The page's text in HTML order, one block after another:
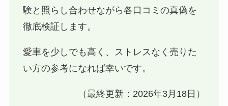
験と照らし合わせながら各口コミの真偽を
徹底検証します。
愛車を少しでも高く、ストレスなく売りた
い方の参考になれば幸いです。
（最終更新：2026年3月18日）